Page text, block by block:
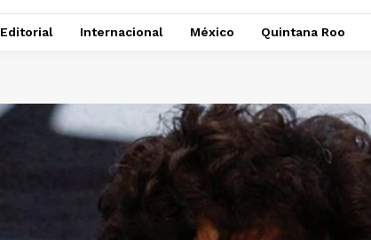
Editorial Internacional México Quintana Roo